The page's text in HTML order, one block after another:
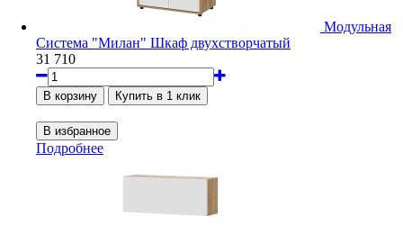
Модульная
Система "Милан" Шкаф двухстворчатый
31 710
Подробнее